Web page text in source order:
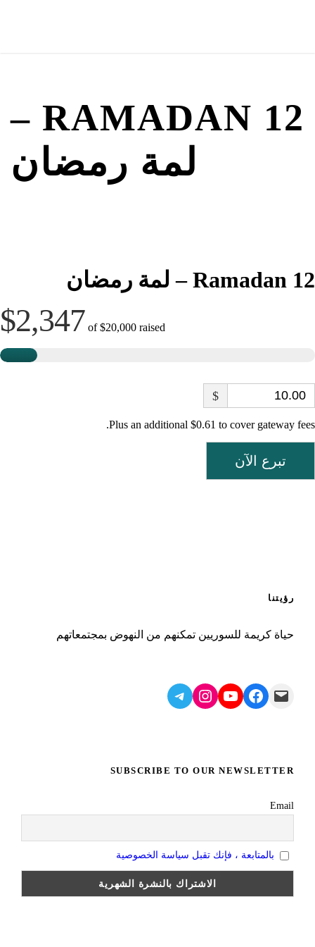
RAMADAN 12 –
لمة رمضان
Ramadan 12 – لمة رمضان
$2,347 of$20,000 raised
$
Plus an additional $0.61 to cover gateway fees.
تبرع الآن
رؤيتنا
حياة كريمة للسوريين تمكنهم من النهوض بمجتمعاتهم
Mail
Facebook
YouTube
Instagram
Telegram
SUBSCRIBE TO OUR NEWSLETTER
Email
بالمتابعة ، فإنك تقبل سياسة الخصوصية